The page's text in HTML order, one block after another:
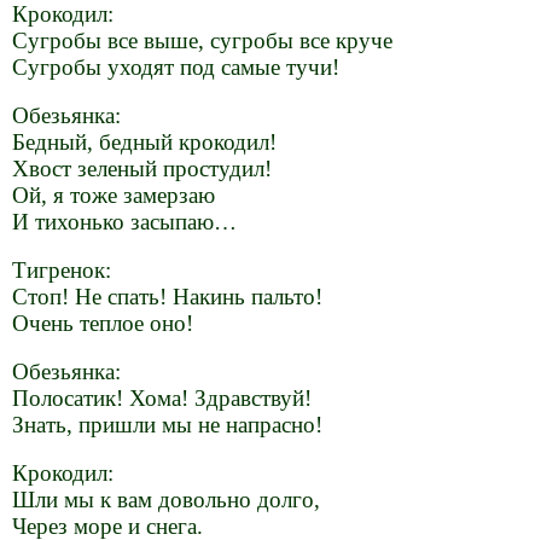
Крокодил:
Сугробы все выше, сугробы все круче
Сугробы уходят под самые тучи!
Обезьянка:
Бедный, бедный крокодил!
Хвост зеленый простудил!
Ой, я тоже замерзаю
И тихонько засыпаю…
Тигренок:
Стоп! Не спать! Накинь пальто!
Очень теплое оно!
Обезьянка:
Полосатик! Хома! Здравствуй!
Знать, пришли мы не напрасно!
Крокодил:
Шли мы к вам довольно долго,
Через море и снега.